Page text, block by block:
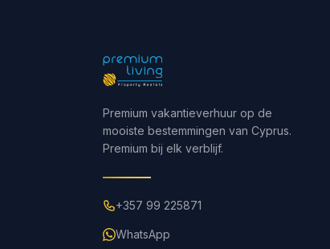
Premium vakantieverhuur op de
mooiste bestemmingen van Cyprus.
Premium bij elk verblijf.
+357 99 225871
WhatsApp